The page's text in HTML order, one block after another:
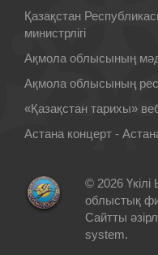
Қазақстан
министрлігі
Ақмола облысының
Ақмола облысының
«Қазақстан тарихы»
Астана концерт -
© 2026
облыстық
Сайтты
system.